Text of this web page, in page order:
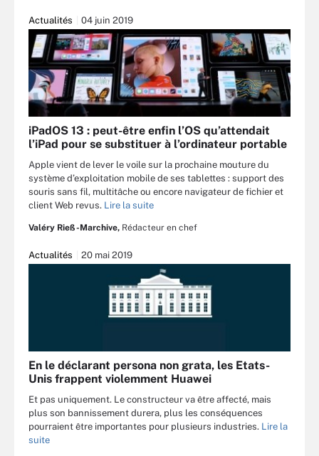
Actualités 04 juin 2019
iPadOS 13 : peut-être enfin l’OS qu’attendait
l’iPad pour se substituer à l’ordinateur portable
Apple vient de lever le voile sur la prochaine mouture du
système d’exploitation mobile de ses tablettes : support des
souris sans fil, multitâche ou encore navigateur de fichier et
client Web revus. Lire la suite
Valéry Rieß-Marchive, Rédacteur en chef
Actualités 20 mai 2019
En le déclarant persona non grata, les Etats-
Unis frappent violemment Huawei
Et pas uniquement. Le constructeur va être affecté, mais
plus son bannissement durera, plus les conséquences
pourraient être importantes pour plusieurs industries. Lire la
suite